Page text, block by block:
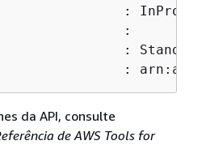
:
:
: Standard
:
da API, consulte
de AWS Tools for